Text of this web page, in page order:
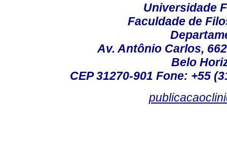
Universidade
Faculdade de
Av. Antônio Carlos,
Belo
CEP 31270-901 Fone: +55